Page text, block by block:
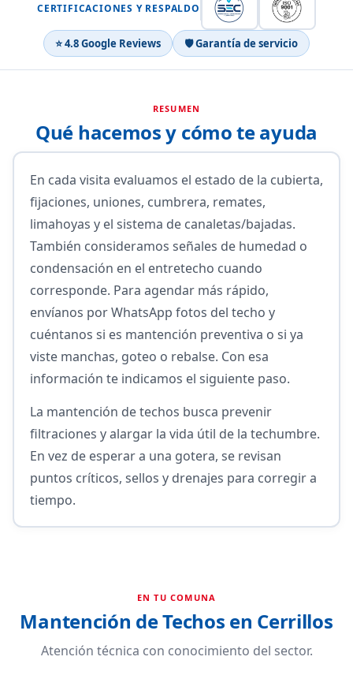
CERTIFICACIONES Y RESPALDO
⭐ 4.8 Google Reviews 🛡 Garantía de servicio
RESUMEN
Qué hacemos y cómo te ayuda
En cada visita evaluamos el estado de la cubierta,
fijaciones, uniones, cumbrera, remates,
limahoyas y el sistema de canaletas/bajadas.
También consideramos señales de humedad o
condensación en el entretecho cuando
corresponde. Para agendar más rápido,
envíanos por WhatsApp fotos del techo y
cuéntanos si es mantención preventiva o si ya
viste manchas, goteo o rebalse. Con esa
información te indicamos el siguiente paso.
La mantención de techos busca prevenir
filtraciones y alargar la vida útil de la techumbre.
En vez de esperar a una gotera, se revisan
puntos críticos, sellos y drenajes para corregir a
tiempo.
EN TU COMUNA
Mantención de Techos en Cerrillos
Atención técnica con conocimiento del sector.